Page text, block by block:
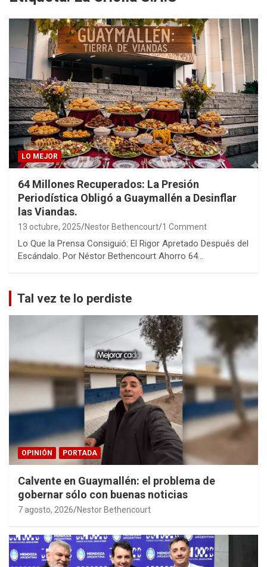
LO MEJOR
64 Millones Recuperados: La Presión
Periodística Obligó a Guaymallén a Desinflar
las Viandas.
13 octubre, 2025 Nestor Bethencourt 1 Comment
Lo Que la Prensa Consiguió: El Rigor Apretado Después del
Escándalo. Por Néstor Bethencourt Ahorro 64…
Tal vez te lo perdiste
OPINIÓN PORTADA
Calvente en Guaymallén: el problema de
gobernar sólo con buenas noticias
7 agosto, 2026 Nestor Bethencourt